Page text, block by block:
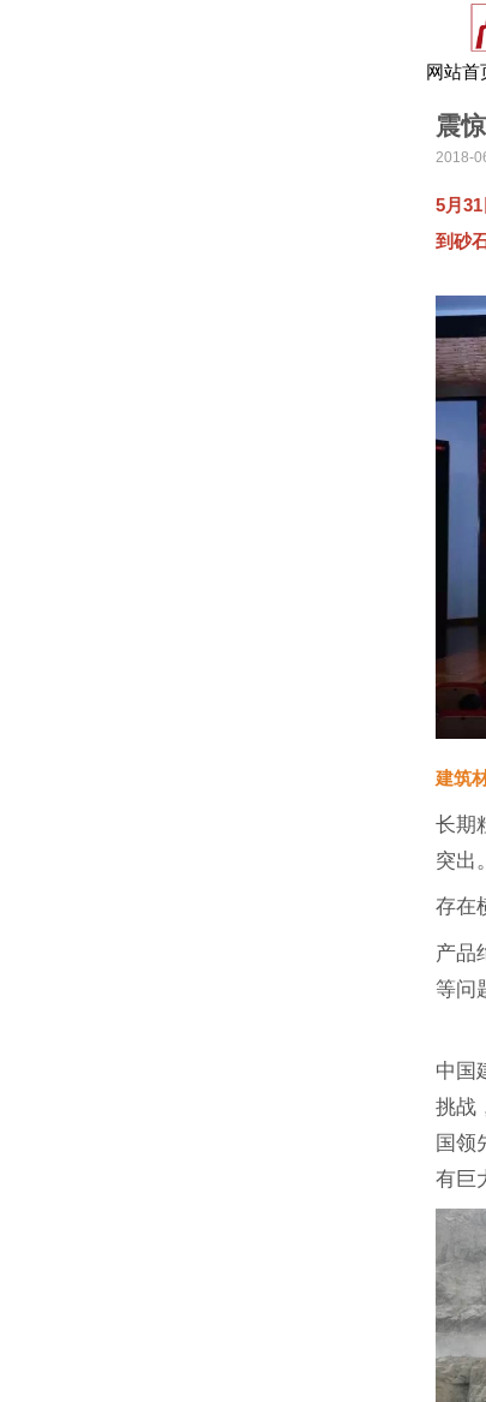
网站首
震
2018-
5月
到砂
建筑
长期
突出。
存在
产品
等问
中国
挑战
国领
有巨